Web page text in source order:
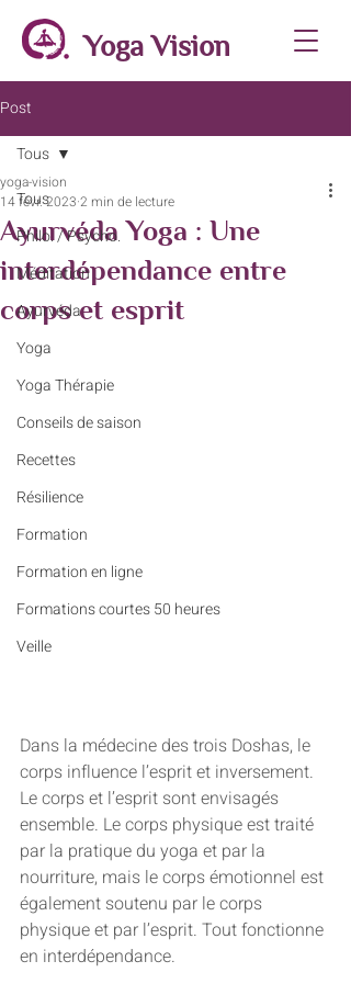
Yoga Vision
Post
Tous
Philo. / Psycho.
Méditation
Ayurvéda
Yoga
Yoga Thérapie
Conseils de saison
Recettes
Résilience
Formation
Formation en ligne
Formations courtes 50 heures
Veille
Tous
Ayurvéda Yoga : Une
interdépendance entre
corps et esprit
yoga-vision
14 févr. 2023 2 min de lecture
Dans la médecine des trois Doshas, le
corps influence l’esprit et inversement.
Le corps et l’esprit sont envisagés
ensemble. Le corps physique est traité
par la pratique du yoga et par la
nourriture, mais le corps émotionnel est
également soutenu par le corps
physique et par l’esprit. Tout fonctionne
en interdépendance.